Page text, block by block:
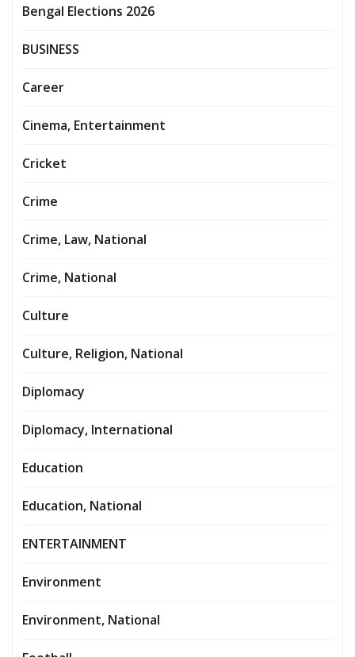
Bengal Elections 2026
BUSINESS
Career
Cinema, Entertainment
Cricket
Crime
Crime, Law, National
Crime, National
Culture
Culture, Religion, National
Diplomacy
Diplomacy, International
Education
Education, National
ENTERTAINMENT
Environment
Environment, National